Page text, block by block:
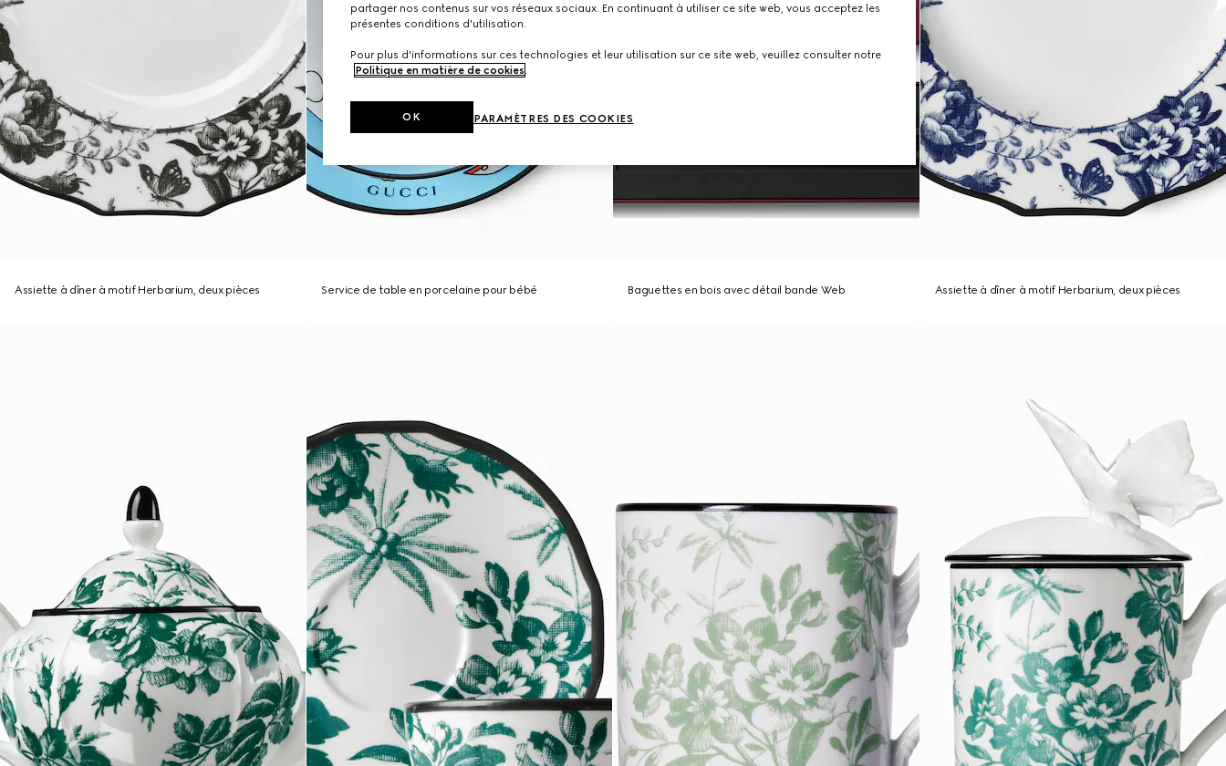
Assiette à dîner à motif Herbarium, deux pièces Service de table en porcelaine pour bébé Baguettes en bois avec détail bande Web Assiette à dîner à motif Herbarium, deux pièces
partager nos contenus sur vos réseaux sociaux. En continuant à utiliser ce site web, vous acceptez les
présentes conditions d'utilisation.
Pour plus d'informations sur ces technologies et leur utilisation sur ce site web, veuillez consulter notre
Politique en matière de cookies.
PARAMÈTRES DES COOKIES
OK